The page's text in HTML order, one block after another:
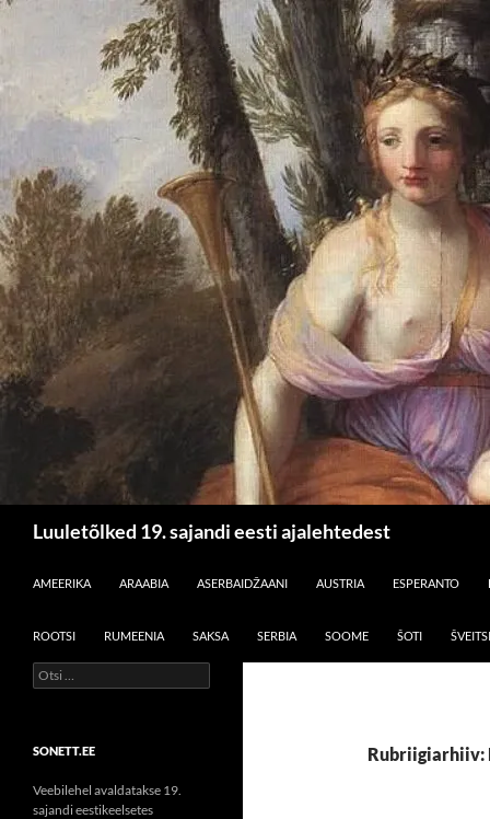
Luuletõlked 19. sajandi eesti ajalehtedest
AMEERIKA
ARAABIA ASERBAIDŽAANI AUSTRIA ESPERANTO
ROOTSI RUMEENIA SAKSA SERBIA SOOME ŠOTI ŠVEITSI
Rubriigiarhiiv:
Otsi:
SONETT.EE
Veebilehel avaldatakse 19.
sajandi eestikeelsetes